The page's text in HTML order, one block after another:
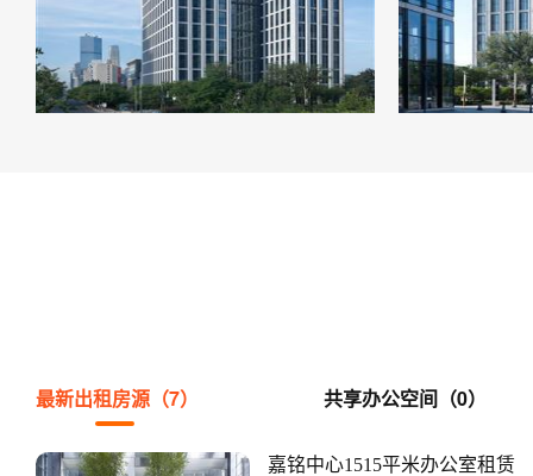
最新出租房源（7） 共享办公空间（0）
嘉铭中心1515平米办公室租赁